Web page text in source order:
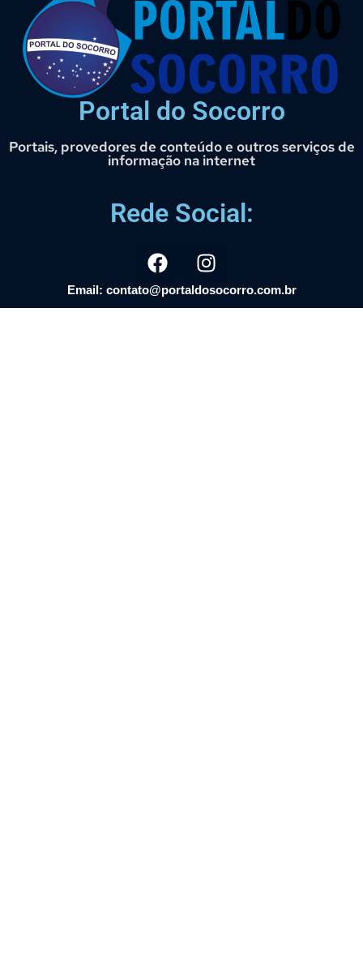
Portal do Socorro
Portais, provedores de conteúdo e outros serviços de
informação na internet
Rede Social:
Email: contato@portaldosocorro.com.br